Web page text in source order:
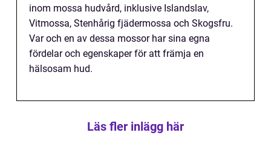
inom mossa hudvård, inklusive Islandslav,
Vitmossa, Stenhårig fjädermossa och Skogsfru.
Var och en av dessa mossor har sina egna
fördelar och egenskaper för att främja en
hälsosam hud.
Läs fler inlägg här